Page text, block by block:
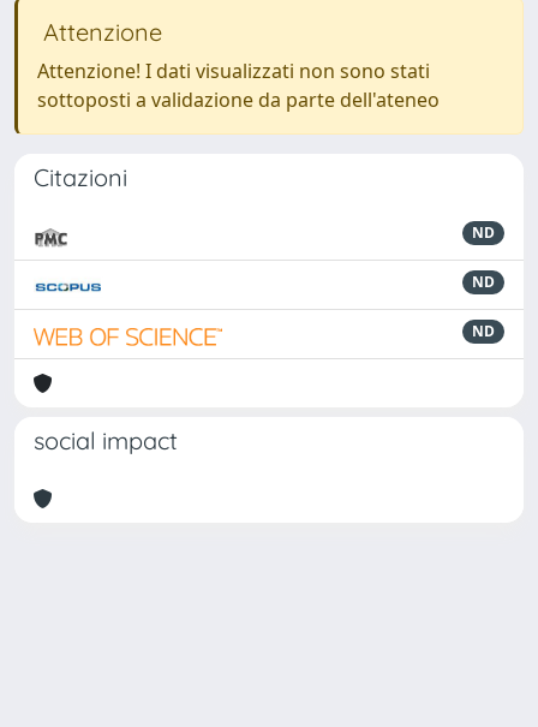
Attenzione
Attenzione! I dati visualizzati non sono stati
sottoposti a validazione da parte dell'ateneo
Citazioni
ND
ND
ND
social impact